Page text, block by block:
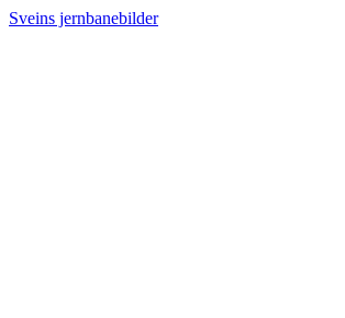
Sveins jernbanebilder